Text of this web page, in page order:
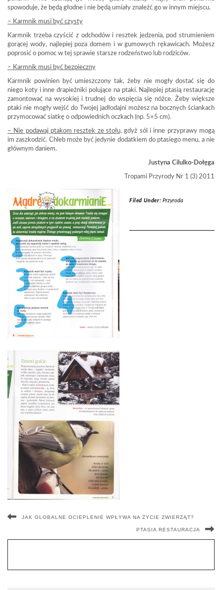
spowoduje, że będą głodne i nie będą umiały znaleźć go w innym miejscu.
– Karmnik musi być czysty
Karmnik trzeba czyścić z odchodów i resztek jedzenia, pod strumieniem
gorącej wody, najlepiej poza domem i w gumowych rękawicach. Możesz
poprosić o pomoc w tej sprawie starsze rodzeństwo lub rodziców.
– Karmnik musi być bezpieczny
Karmnik powinien być umieszczony tak, żeby nie mogły dostać się do
niego koty i inne drapieżniki polujące na ptaki. Najlepiej ptasią restaurację
zamontować na wysokiej i trudnej do wspięcia się nóżce. Żeby większe
ptaki nie mogły wejść do Twojej jadłodajni możesz na bocznych ściankach
przymocować siatkę o odpowiednich oczkach (np. 5×5 cm).
– Nie podawaj ptakom resztek ze stołu, gdyż sól i inne przyprawy mogą
im zaszkodzić. Chleb może być jedynie dodatkiem do ptasiego menu, a nie
głównym daniem.
Justyna Cilulko-Dołęga
Tropami Przyrody Nr 1 (3) 2011
Filed Under: Przyroda
JAK GLOBALNE OCIEPLENIE WPŁYWA NA ŻYCIE ZWIERZĄT?
PTASIA RESTAURACJA